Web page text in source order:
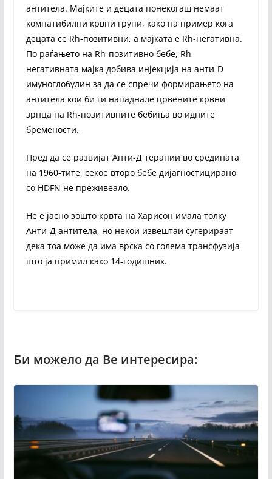
антитела. Мајките и децата понекогаш немаат
компатибилни крвни групи, како на пример кога
децата се Rh-позитивни, а мајката е Rh-негативна.
По раѓањето на Rh-позитивно бебе, Rh-
негативната мајка добива инјекција на анти-D
имуноглобулин за да се спречи формирањето на
антитела кои би ги нападнале црвените крвни
зрнца на Rh-позитивните бебиња во идните
бремености.
Пред да се развијат Анти-Д терапии во средината
на 1960-тите, секое второ бебе дијагностицирано
со HDFN не преживеало.
Не е јасно зошто крвта на Харисон имала толку
Анти-Д антитела, но некои извештаи сугерираат
дека тоа може да има врска со голема трансфузија
што ја примил како 14-годишник.